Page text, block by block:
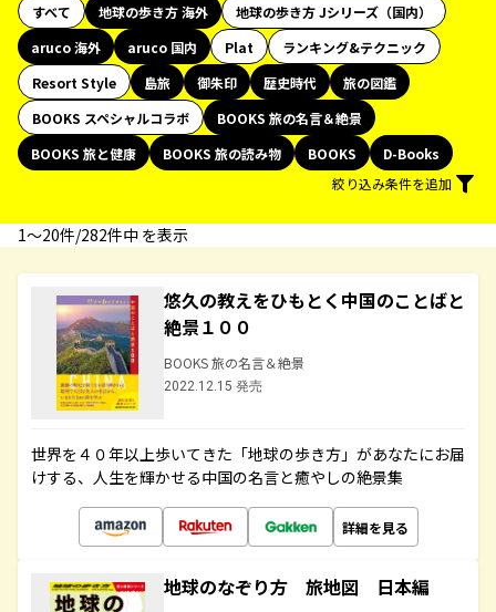
すべて 地球の歩き方 海外
地球の歩き方 Jシリーズ（国内）
aruco 海外
aruco 国内 Plat
ランキング&テクニック
Resort Style
島旅 御朱印 歴史時代
旅の図鑑
BOOKS スペシャルコラボ
BOOKS 旅の名言＆絶景
BOOKS 旅と健康
BOOKS 旅の読み物 BOOKS
D-Books
絞り込み条件を追加
1〜20件/282件中 を表示
悠久の教えをひもとく中国のことばと
絶景１００
BOOKS 旅の名言＆絶景
2022.12.15 発売
世界を４０年以上歩いてきた「地球の歩き方」があなたにお届
けする、人生を輝かせる中国の名言と癒やしの絶景集
詳細を見る
地球のなぞり方 旅地図 日本編